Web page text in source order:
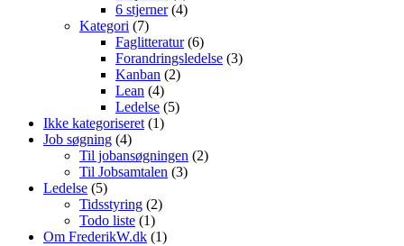
6 stjerner(4)
Kategori (7)
Faglitteratur(6)
Forandringsledelse (3)
Kanban (2)
Lean (4)
Ledelse (5)
Ikke kategoriseret (1)
Job søgning (4)
Til jobansøgningen (2)
Til Jobsamtalen (3)
Ledelse (5)
Tidsstyring (2)
Todo liste (1)
Om FrederikW.dk (1)